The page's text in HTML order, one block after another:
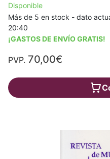
Disponible
Más de 5 en stock - dato
20:40
¡GASTOS DE ENVÍO GRATIS!
PVP. 70,00€